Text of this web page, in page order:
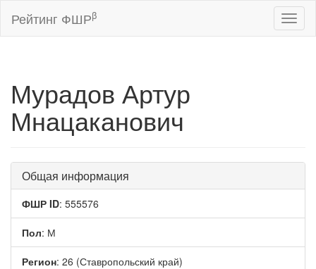
Рейтинг ФШРβ
Мурадов Артур
Мнацаканович
Общая информация
ФШР ID: 555576
Пол: М
Регион: 26 (Ставропольский край)